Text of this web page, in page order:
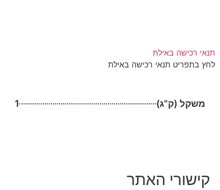
תנאי רכישה באילת
לחץ בתפריט תנאי רכישה באילת
משקל (ק"ג) 1
קישורי האתר